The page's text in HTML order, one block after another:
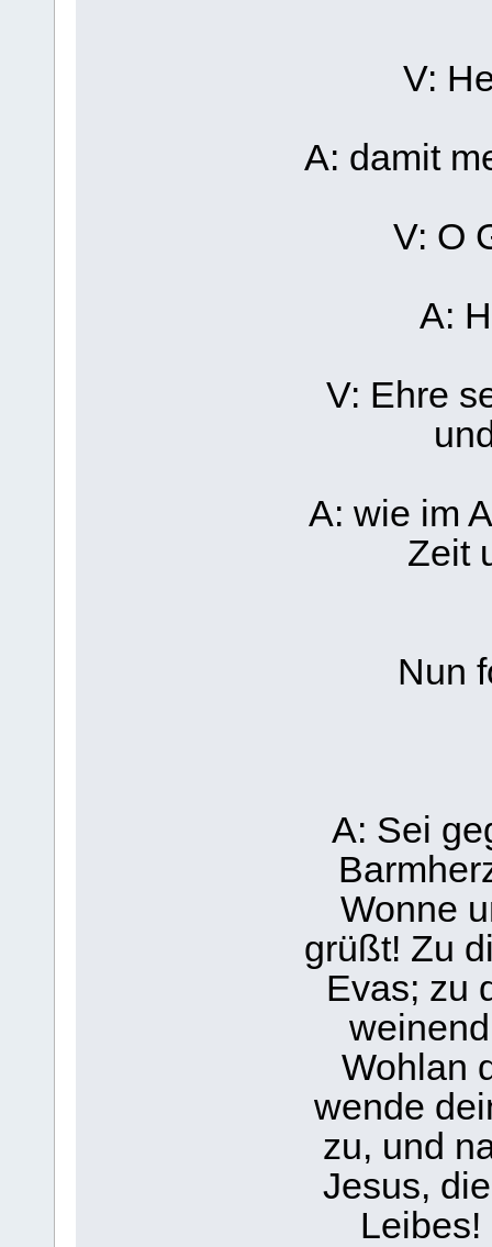
V:
A: damit
V: O
A:
V: Ehre
A: wie im
Zeit
Nun
A: Sei
Wonne
grüßt! Zu
Evas; zu
Wohlan
wende
zu, und
Jesus,